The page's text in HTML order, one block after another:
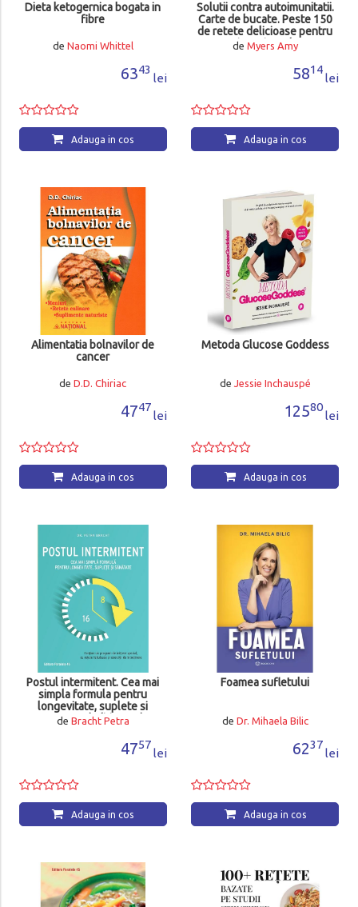
Dieta ketogernica bogata in
fibre
de Naomi Whittel
6343
lei
Adauga in cos
Solutii contra autoimunitatii.
Carte de bucate. Peste 150
de retete delicioase pentru
prevenirea si combaterea
bolilor inflamatorii (editia a II
de Myers Amy
5814
lei
Adauga in cos
Alimentatia bolnavilor de
cancer
deD.D. Chiriac
4747
lei
Adauga in cos
Metoda Glucose Goddess
de Jessie Inchauspé
12580
lei
Adauga in cos
Postul intermitent. Cea mai
simpla formula pentru
longevitate, suplete si
sanatate (editia a II a)
de Bracht Petra
4757
lei
Adauga in cos
Foamea sufletului
de Dr. Mihaela Bilic
6237
lei
Adauga in cos